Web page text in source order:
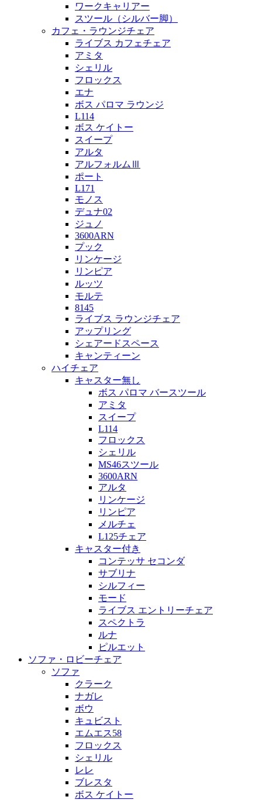
ワークキャリアー
スツール（シルバー脚）
カフェ・ラウンジチェア
ライブス カフェチェア
アミタ
シェリル
フロックス
エナ
ボス パロマ ラウンジ
L114
ボス ケイトー
スイープ
アルタ
アルフォルムⅢ
ポート
L171
モノス
デュナ02
ジュノ
3600ARN
プック
リンケージ
リンピア
ルッツ
モルテ
8145
ライブス ラウンジチェア
アップリング
シェアードスペース
キャンティーン
ハイチェア
キャスター無し
ボス パロマ バースツール
アミタ
スイープ
L114
フロックス
シェリル
MS46スツール
3600ARN
アルタ
リンケージ
リンピア
メルチェ
L125チェア
キャスター付き
コンテッサ セコンダ
サブリナ
シルフィー
モード
ライブス エントリーチェア
スペクトラ
ルナ
ピルエット
ソファ・ロビーチェア
ソファ
クラーク
ナガレ
ボウ
キュビスト
エムエス58
フロックス
シェリル
レレ
ブレスタ
ボス ケイトー